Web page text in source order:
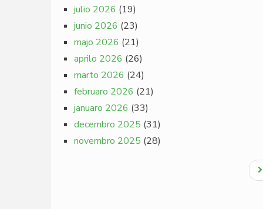
julio 2026 (19)
junio 2026 (23)
majo 2026 (21)
aprilo 2026 (26)
marto 2026 (24)
februaro 2026 (21)
januaro 2026 (33)
decembro 2025 (31)
novembro 2025 (28)